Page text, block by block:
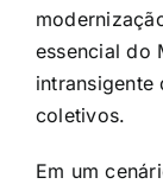
essencial do
coletivos.
Em um